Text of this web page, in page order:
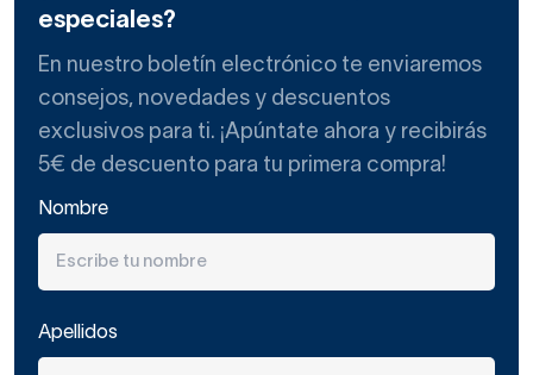
especiales?
En nuestro boletín electrónico te enviaremos
consejos, novedades y descuentos
exclusivos para ti. ¡Apúntate ahora y recibirás
5€ de descuento para tu primera compra!
Nombre
Apellidos